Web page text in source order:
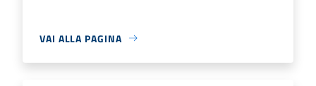
VAI ALLA PAGINA